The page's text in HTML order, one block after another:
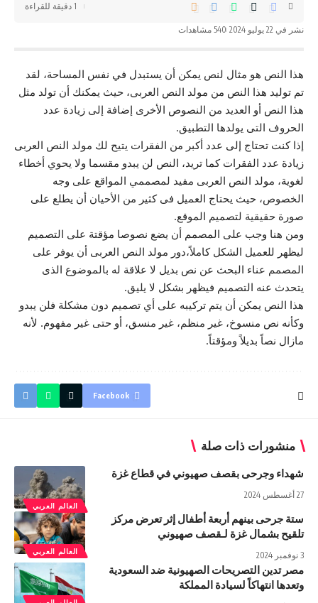
نشر في 22 يوليو 2024 540 مشاهدات
1 دقيقة للقراءة
هذا النص هو مثال لنص يمكن أن يستبدل في نفس المساحة، لقد
تم توليد هذا النص من مولد النص العربى، حيث يمكنك أن تولد مثل
هذا النص أو العديد من النصوص الأخرى إضافة إلى زيادة عدد
الحروف التى يولدها التطبيق.
إذا كنت تحتاج إلى عدد أكبر من الفقرات يتيح لك مولد النص العربى
زيادة عدد الفقرات كما تريد، النص لن يبدو مقسما ولا يحوي أخطاء
لغوية، مولد النص العربى مفيد لمصممي المواقع على وجه
الخصوص، حيث يحتاج العميل فى كثير من الأحيان أن يطلع على
صورة حقيقية لتصميم الموقع.
ومن هنا وجب على المصمم أن يضع نصوصا مؤقتة على التصميم
ليظهر للعميل الشكل كاملاً،دور مولد النص العربى أن يوفر على
المصمم عناء البحث عن نص بديل لا علاقة له بالموضوع الذى
يتحدث عنه التصميم فيظهر بشكل لا يليق.
هذا النص يمكن أن يتم تركيبه على أي تصميم دون مشكلة فلن يبدو
وكأنه نص منسوخ، غير منظم، غير منسق، أو حتى غير مفهوم. لأنه
مازال نصاً بديلاً ومؤقتاً.
Facebook
منشورات ذات صلة
العالم العربي
شهداء وجرحى بقصف صهيوني في قطاع غزة
27 أغسطس 2024
العالم العربي
ستة جرحى بينهم أربعة أطفال إثر تعرض مركز
تلقيح بشمال غزة لـقصف صهيوني
3 نوفمبر 2024
مصر تدين التصريحات الصهيونية ضد السعودية
وتعدها انتهاكاً لسيادة المملكة